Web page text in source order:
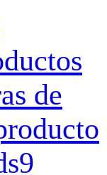
de
9